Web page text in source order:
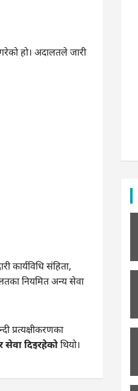
हो। अदालतले जारी
कार्यविधि संहिता,
नियमित अन्य सेवा
प्रत्यक्षीकरणका
सेवा दिइरहेकोथियो।